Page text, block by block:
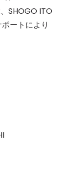
SHOGO ITO
ートにより